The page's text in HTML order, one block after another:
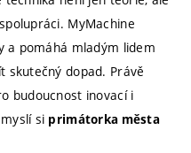
MyMachine
a pomáhá mladým lidem
skutečný dopad. Právě
budoucnost inovací i
si primátorka města